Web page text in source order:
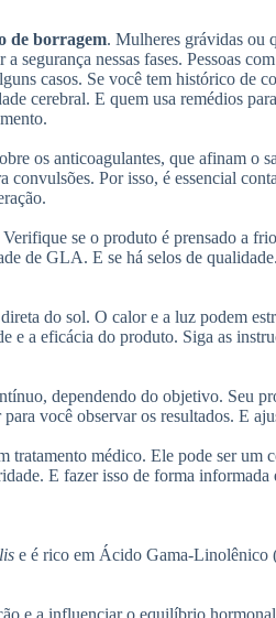
de borragem. Mulheres grávidas ou
segurança nessas fases. Pessoas
casos. Se você tem histórico de
cerebral. E quem usa remédios
os anticoagulantes, que afinam o
Por isso, é essencial
se o produto é prensado a
de GLA. E se há selos de
do sol. O calor e a luz podem
e a eficácia do produto. Siga as
dependendo do objetivo. Seu
você observar os resultados. E
tratamento médico. Ele pode ser um
E fazer isso de forma informada
e é rico em Ácido Gama-